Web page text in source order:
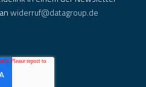
widerruf@datagroup.de